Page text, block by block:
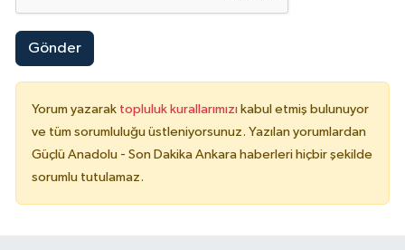
Gönder
Yorum yazarak topluluk kurallarımızı kabul etmiş bulunuyor
ve tüm sorumluluğu üstleniyorsunuz. Yazılan yorumlardan
Güçlü Anadolu - Son Dakika Ankara haberleri hiçbir şekilde
sorumlu tutulamaz.